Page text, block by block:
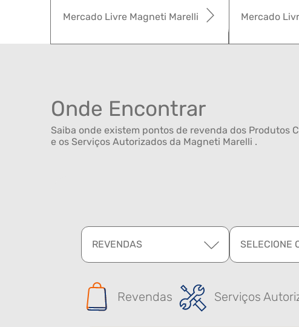
Mercado
Mercado Livre Magneti Marelli
Onde Encontrar
Saiba onde existem pontos de revenda dos Produtos
e os Serviços Autorizados da Magneti Marelli .
REVENDAS SELECIONE
Revendas Serviços